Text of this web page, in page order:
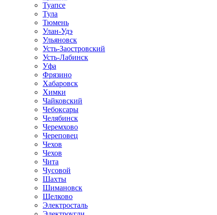
Туапсе
Тула
Тюмень
Улан-Удэ
Ульяновск
Усть-Заостровский
Усть-Лабинск
Уфа
Фрязино
Хабаровск
Химки
Чайковский
Чебоксары
Челябинск
Черемхово
Череповец
Чехов
Чехов
Чита
Чусовой
Шахты
Шимановск
Щелково
Электросталь